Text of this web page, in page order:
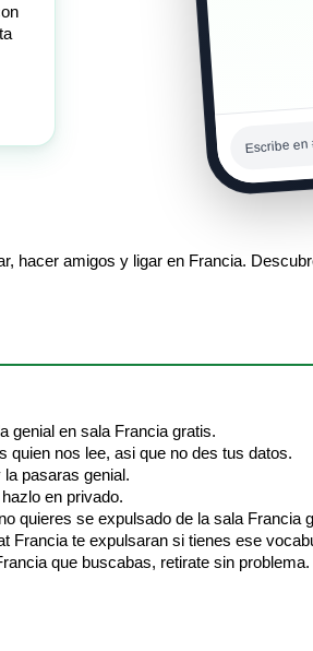
Escribe
hacer amigos y ligar en Francia.
genial en sala Francia gratis.
quien nos lee, asi que no des tus datos.
pasaras genial.
en privado.
quieres se expulsado de la sala Francia
Francia te expulsaran si tienes ese
que buscabas, retirate sin problema.